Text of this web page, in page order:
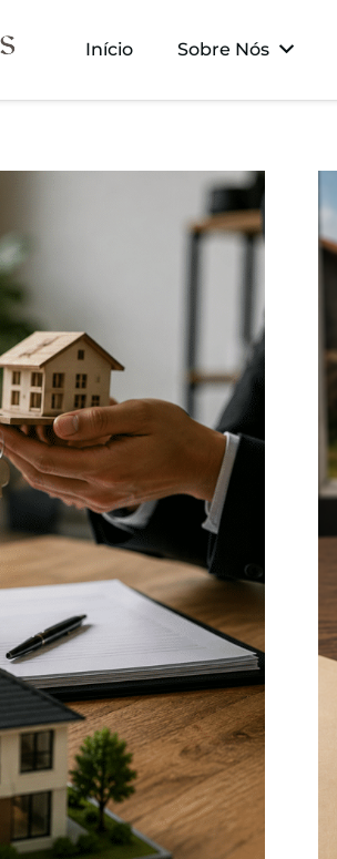
Início Sobre Nós